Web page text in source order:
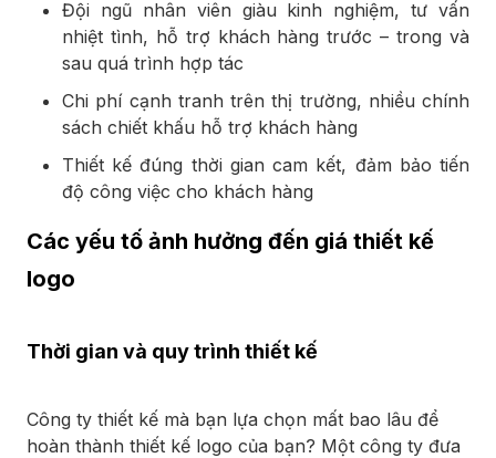
Đội ngũ nhân viên giàu kinh nghiệm, tư vấn
nhiệt tình, hỗ trợ khách hàng trước – trong và
sau quá trình hợp tác
Chi phí cạnh tranh trên thị trường, nhiều chính
sách chiết khấu hỗ trợ khách hàng
Thiết kế đúng thời gian cam kết, đảm bảo tiến
độ công việc cho khách hàng
Các yếu tố ảnh hưởng đến giá thiết kế
logo
Thời gian và quy trình thiết kế
Công ty thiết kế mà bạn lựa chọn mất bao lâu để
hoàn thành thiết kế logo của bạn? Một công ty đưa